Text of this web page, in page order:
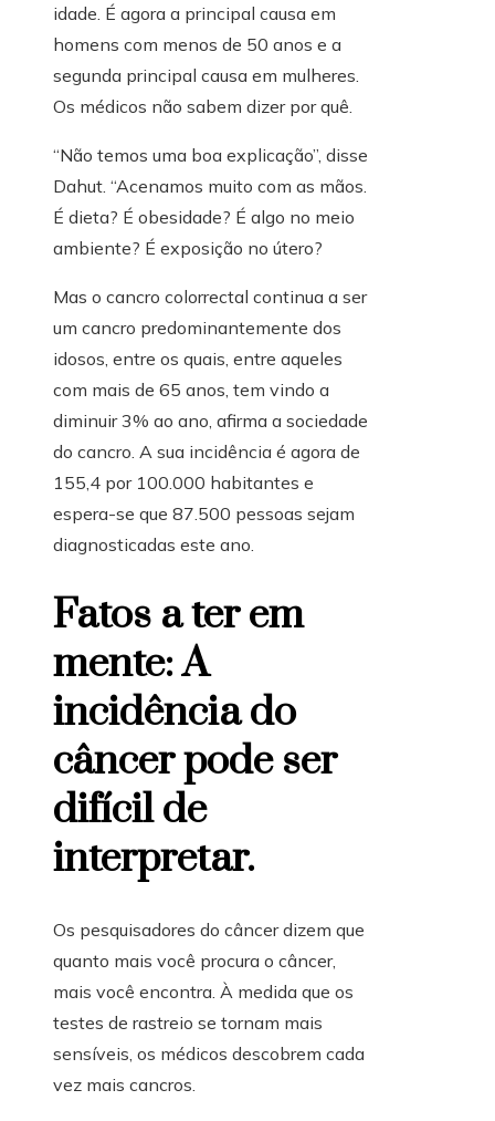
idade. É agora a principal causa em
homens com menos de 50 anos e a
segunda principal causa em mulheres.
Os médicos não sabem dizer por quê.
“Não temos uma boa explicação”, disse
Dahut. “Acenamos muito com as mãos.
É dieta? É obesidade? É algo no meio
ambiente? É exposição no útero?
Mas o cancro colorrectal continua a ser
um cancro predominantemente dos
idosos, entre os quais, entre aqueles
com mais de 65 anos, tem vindo a
diminuir 3% ao ano, afirma a sociedade
do cancro. A sua incidência é agora de
155,4 por 100.000 habitantes e
espera-se que 87.500 pessoas sejam
diagnosticadas este ano.
Fatos a ter em
mente: A
incidência do
câncer pode ser
difícil de
interpretar.
Os pesquisadores do câncer dizem que
quanto mais você procura o câncer,
mais você encontra. À medida que os
testes de rastreio se tornam mais
sensíveis, os médicos descobrem cada
vez mais cancros.